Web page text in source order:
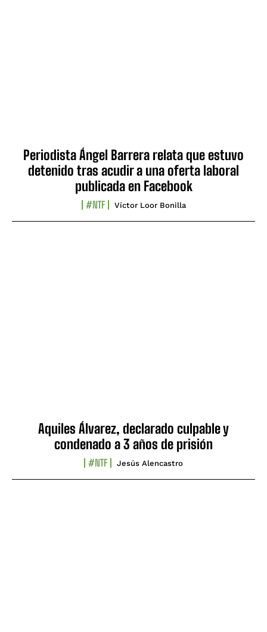
Periodista Ángel Barrera relata que estuvo
detenido tras acudir a una oferta laboral
publicada en Facebook
#NTF Víctor Loor Bonilla
Aquiles Álvarez, declarado culpable y
condenado a 3 años de prisión
#NTF Jesús Alencastro